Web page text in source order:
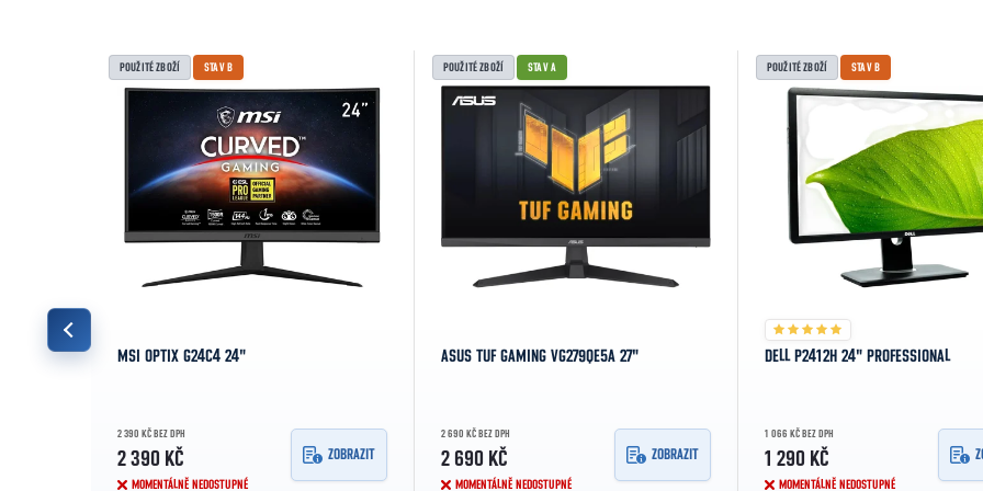
POUŽITÉ ZBOŽÍ STAV B
MSI OPTIX G24C4 24"
2 390 KČ BEZ DPH
2 390 KČ
MOMENTÁLNĚ NEDOSTUPNÉ
ZOBRAZIT
POUŽITÉ ZBOŽÍ STAV A
ASUS TUF GAMING VG279QE5A 27"
2 690 KČ BEZ DPH
2 690 KČ
MOMENTÁLNĚ NEDOSTUPNÉ
ZOBRAZIT
POUŽITÉ ZBOŽÍ STAV B
DELL P2412H 24" PROFESSIONAL
1 066 KČ BEZ DPH
1 290 KČ
MOMENTÁLNĚ NEDOSTUPNÉ